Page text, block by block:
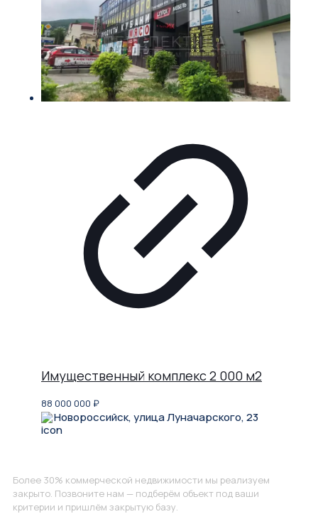
Имущественный комплекс 2 000 м2
88 000 000 ₽
Новороссийск, улица Луначарского, 23
Более 30% коммерческой недвижимости мы реализуем
закрыто. Позвоните нам — подберём объект под ваши
критерии и пришлём закрытую базу.